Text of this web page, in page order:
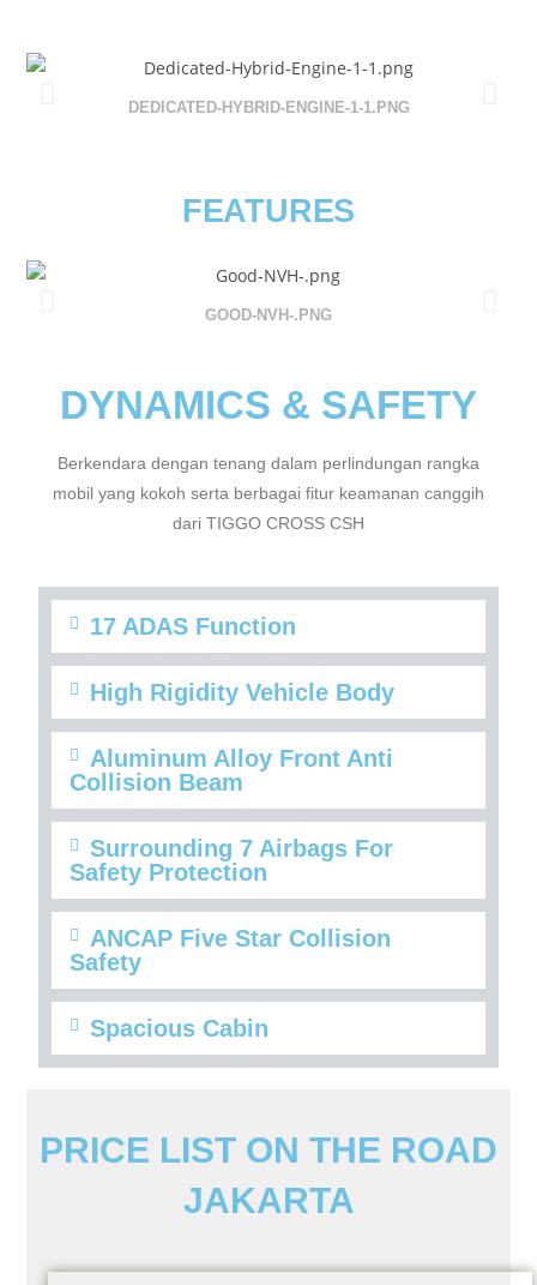
DEDICATED-HYBRID-ENGINE-1-1.PNG
FEATURES
GOOD-NVH-.PNG
DYNAMICS & SAFETY
Berkendara dengan tenang dalam perlindungan rangka
mobil yang kokoh serta berbagai fitur keamanan canggih
dari TIGGO CROSS CSH
17 ADAS Function
High Rigidity Vehicle Body
Aluminum Alloy Front Anti
Collision Beam
Surrounding 7 Airbags For
Safety Protection
ANCAP Five Star Collision
Safety
Spacious Cabin
PRICE LIST ON THE ROAD
JAKARTA